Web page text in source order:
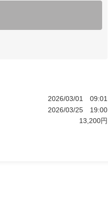
2026/03/01
09:01
2026/03/25
19:00
13,200円